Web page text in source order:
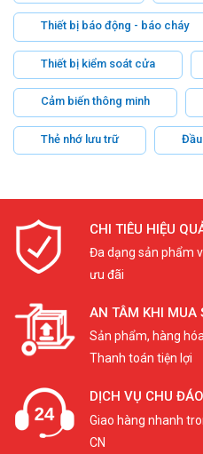
Thiết bị báo động - báo cháy
Thiết bị kiểm soát cửa
Cảm biến thông minh
Thẻ nhớ lưu trữ
CHI TIÊU HIỆU
Đa dạng sản phẩm
ưu đãi
AN TÂM KHI MUA
Sản phẩm, hàng
Thanh toán tiện lợi
DỊCH VỤ CHU ĐÁO
Giao hàng nhanh
CN